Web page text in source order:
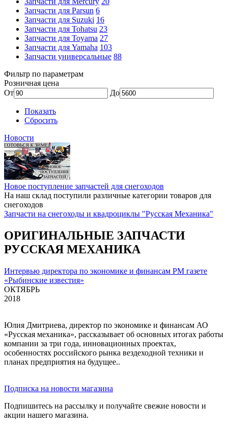
Запчасти для Parsun 6
Запчасти для Suzuki 16
Запчасти для Tohatsu 23
Запчасти для Toyama 27
Запчасти для Yamaha 103
Запчасти универсальные 88
Фильтр по параметрам
Розничная цена
От
До
Показать
Сбросить
Новости
Новое поступление запчастей для снегоходов
На наш склад поступили различные категории товаров для
снегоходов
Запчасти на снегоходы и квадроциклы "Русская Механика"
ОРИГИНАЛЬНЫЕ ЗАПЧАСТИ
РУССКАЯ МЕХАНИКА
Интервью директора по экономике и финансам РМ газете
«Рыбинские известия»
ОКТЯБРЬ
2018
Юлия Дмитриева, директор по экономике и финансам АО
«Русская механика», рассказывает об основных итогах работы
компании за три года, инновационных проектах,
особенностях российского рынка вездеходной техники и
планах предприятия на будущее..
Подписка на новости магазина
Подпишитесь на рассылку и получайте свежие новости и
акции нашего магазина.